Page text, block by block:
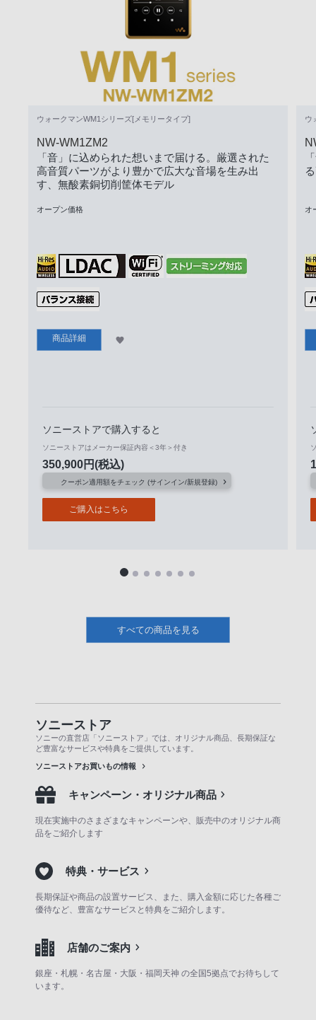
ウォークマンWM1シリーズ[メモリータイプ]
NW-WM1ZM2
「音」に込められた想いまで届ける。厳選された
高音質パーツがより豊かで広大な音場を生み出
す、無酸素銅切削筐体モデル
オープン価格
商品詳細
ソニーストアで購入すると
ソニーストアはメーカー保証内容＜3年＞付き
350,900円(税込)
クーポン適用額をチェック (サインイン/新規登録)
ご購入はこちら
ウ
オ
すべての商品を見る
ソニーストア
ソニーの直営店「ソニーストア」では、オリジナル商品、長期保証な
ど豊富なサービスや特典をご提供しています。
ソニーストアお買いもの情報
キャンペーン・オリジナル商品
現在実施中のさまざまなキャンペーンや、販売中のオリジナル商
品をご紹介します
特典・サービス
長期保証や商品の設置サービス、また、購入金額に応じた各種ご
優待など、豊富なサービスと特典をご紹介します。
店舗のご案内
銀座・札幌・名古屋・大阪・福岡天神 の全国5拠点でお待ちして
います。